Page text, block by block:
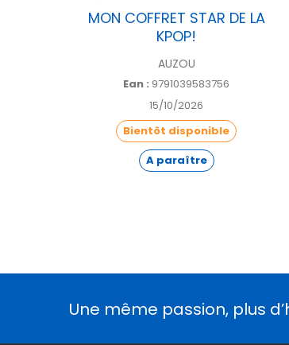
MON COFFRET STAR DE LA
KPOP!
AUZOU
Ean : 9791039583756
15/10/2026
Bientôt disponible
A paraître
Une même passion, plus